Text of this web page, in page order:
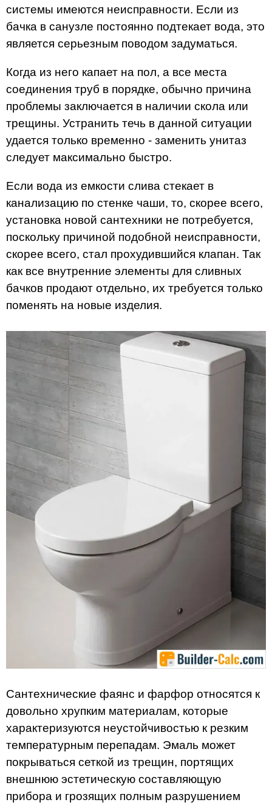
системы имеются неисправности. Если из
бачка в санузле постоянно подтекает вода, это
является серьезным поводом задуматься.
Когда из него капает на пол, а все места
соединения труб в порядке, обычно причина
проблемы заключается в наличии скола или
трещины. Устранить течь в данной ситуации
удается только временно - заменить унитаз
следует максимально быстро.
Если вода из емкости слива стекает в
канализацию по стенке чаши, то, скорее всего,
установка новой сантехники не потребуется,
поскольку причиной подобной неисправности,
скорее всего, стал прохудившийся клапан. Так
как все внутренние элементы для сливных
бачков продают отдельно, их требуется только
поменять на новые изделия.
Сантехнические фаянс и фарфор относятся к
довольно хрупким материалам, которые
характеризуются неустойчивостью к резким
температурным перепадам. Эмаль может
покрываться сеткой из трещин, портящих
внешнюю эстетическую составляющую
прибора и грозящих полным разрушением